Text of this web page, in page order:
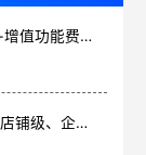
400电话收费怎么算？预存话费+赠送话费+增值功能费透明实惠
400电话在线选号怎么快速挑到心仪号码？店铺级、企业级、集团级一次看清